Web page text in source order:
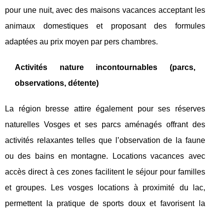
pour une nuit, avec des maisons vacances acceptant les
animaux domestiques et proposant des formules
adaptées au prix moyen par pers chambres.
Activités nature incontournables (parcs,
observations, détente)
La région bresse attire également pour ses réserves
naturelles Vosges et ses parcs aménagés offrant des
activités relaxantes telles que l’observation de la faune
ou des bains en montagne. Locations vacances avec
accès direct à ces zones facilitent le séjour pour familles
et groupes. Les vosges locations à proximité du lac,
permettent la pratique de sports doux et favorisent la